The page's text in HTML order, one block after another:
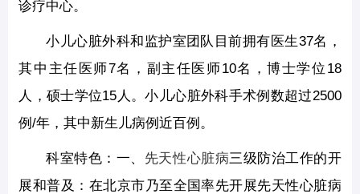
诊疗中心。
小儿心脏外科和监护室团队目前拥有医生37名，
其中主任医师7名，副主任医师10名，博士学位18
人，硕士学位15人。小儿心脏外科手术例数超过2500
例/年，其中新生儿病例近百例。
科室特色：一、 先天性心脏病三级防治工作的开
展和普及：在北京市乃至全国率先开展先天性心脏病